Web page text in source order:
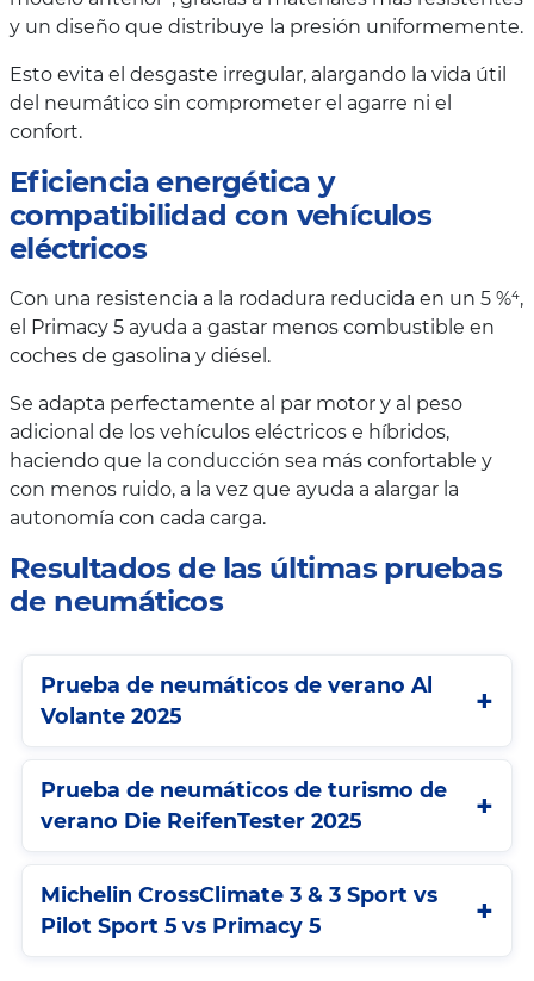
y un diseño que distribuye la presión uniformemente.
Esto evita el desgaste irregular, alargando la vida útil
del neumático sin comprometer el agarre ni el
confort.
Eficiencia energética y
compatibilidad con vehículos
eléctricos
Con una resistencia a la rodadura reducida en un 5 %⁴,
el Primacy 5 ayuda a gastar menos combustible en
coches de gasolina y diésel.
Se adapta perfectamente al par motor y al peso
adicional de los vehículos eléctricos e híbridos,
haciendo que la conducción sea más confortable y
con menos ruido, a la vez que ayuda a alargar la
autonomía con cada carga.
Resultados de las últimas pruebas
de neumáticos
Prueba de neumáticos de verano Al
Volante 2025
Prueba de neumáticos de turismo de
verano Die ReifenTester 2025
Michelin CrossClimate 3 & 3 Sport vs
Pilot Sport 5 vs Primacy 5